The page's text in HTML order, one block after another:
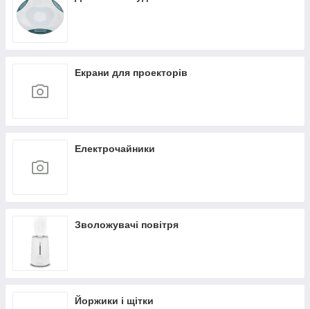
Екрани для проекторів
Електрочайники
Зволожувачі повітря
Йоржики і щітки